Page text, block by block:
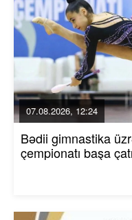
07.08.2026, 12:24
Bədii gimnastika
çempionatı başa